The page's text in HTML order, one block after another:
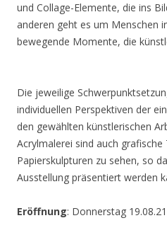
und Collage-Elemente, die ins
anderen geht es um Menschen
bewegende Momente, die
Die jeweilige
individuellen Perspektiven der
den gewählten künstlerischen
Acrylmalerei sind auch grafische
Papierskulpturen zu sehen, so
Ausstellung präsentiert werden
Eröffnung: Donnerstag